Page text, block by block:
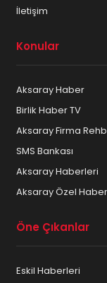
İletişim
Konular
Aksaray Haber
Birlik Haber TV
Aksaray Firma
SMS Bankası
Aksaray Haberleri
Aksaray Özel
Öne Çıkanlar
Eskil Haberleri